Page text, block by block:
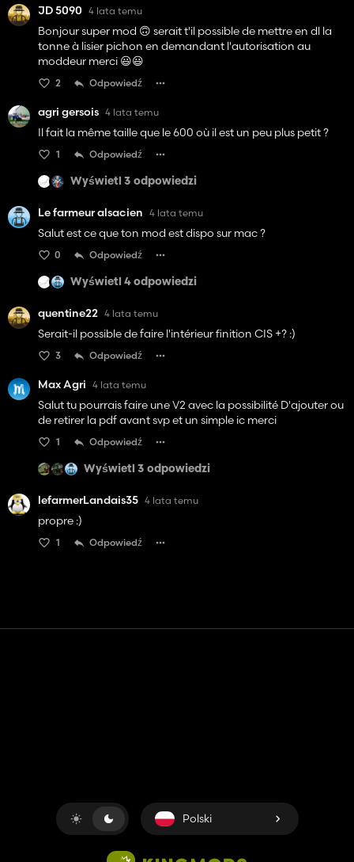
JD 5090 4 lata temu
Bonjour super mod 🙃 serait t'il possible de mettre en dl la
tonne à lisier pichon en demandant l'autorisation au
moddeur merci 😃😃
2 Odpowiedź
agri gersois 4 lata temu
Il fait la même taille que le 600 où il est un peu plus petit ?
1 Odpowiedź
Wyświetl 3 odpowiedzi
Le farmeur alsacien 4 lata temu
Salut est ce que ton mod est dispo sur mac ?
0 Odpowiedź
Wyświetl 4 odpowiedzi
quentine22 4 lata temu
Serait-il possible de faire l'intérieur finition CIS +? :)
3 Odpowiedź
Max Agri 4 lata temu
Salut tu pourrais faire une V2 avec la possibilité D'ajouter ou
de retirer la pdf avant svp et un simple ic merci
1 Odpowiedź
Wyświetl 3 odpowiedzi
lefarmerLandais35 4 lata temu
propre :)
1 Odpowiedź
Polski